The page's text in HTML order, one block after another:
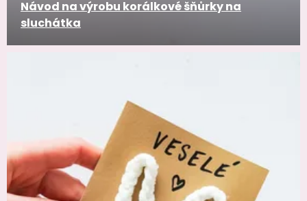
Návod na výrobu korálkové šňůrky na
sluchátka